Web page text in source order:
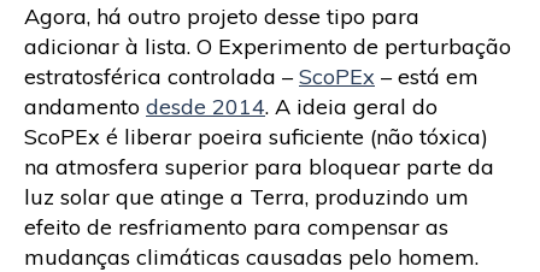
Agora, há outro projeto desse tipo para
adicionar à lista. O Experimento de perturbação
estratosférica controlada –ScoPEx – está em
andamento desde 2014. A ideia geral do
ScoPEx é liberar poeira suficiente (não tóxica)
na atmosfera superior para bloquear parte da
luz solar que atinge a Terra, produzindo um
efeito de resfriamento para compensar as
mudanças climáticas causadas pelo homem.